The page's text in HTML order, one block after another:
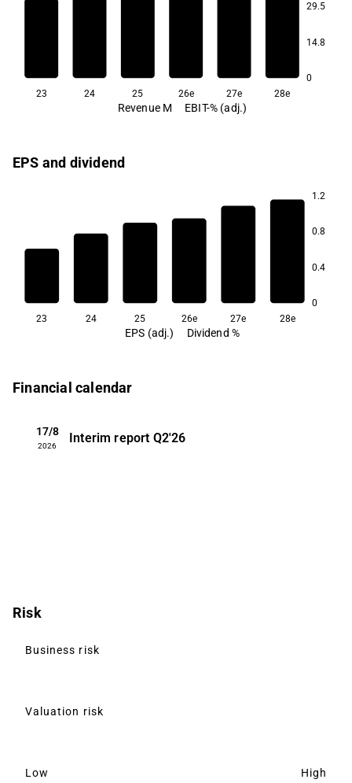
29.5
14.8
0
23 24 25 26e 27e 28e
Revenue M EBIT-% (adj.)
EPS and dividend
1.2
0.8
0.4
0
23 24 25 26e 27e 28e
EPS (adj.) Dividend %
Financial calendar
17/8
2026
Interim report Q2'26
Risk
Business risk
Valuation risk
Low High